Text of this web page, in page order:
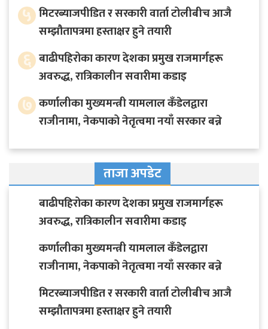
५ मिटरब्याजपीडित र सरकारी वार्ता टोलीबीच आजै
सम्झौतापत्रमा हस्ताक्षर हुने तयारी
६ बाढीपहिरोका कारण देशका प्रमुख राजमार्गहरू
अवरुद्ध, रात्रिकालीन सवारीमा कडाइ
७ कर्णालीका मुख्यमन्त्री यामलाल कँडेलद्वारा
राजीनामा, नेकपाको नेतृत्वमा नयाँ सरकार बन्ने
ताजा अपडेट
बाढीपहिरोका कारण देशका प्रमुख राजमार्गहरू
अवरुद्ध, रात्रिकालीन सवारीमा कडाइ
कर्णालीका मुख्यमन्त्री यामलाल कँडेलद्वारा
राजीनामा, नेकपाको नेतृत्वमा नयाँ सरकार बन्ने
मिटरब्याजपीडित र सरकारी वार्ता टोलीबीच आजै
सम्झौतापत्रमा हस्ताक्षर हुने तयारी